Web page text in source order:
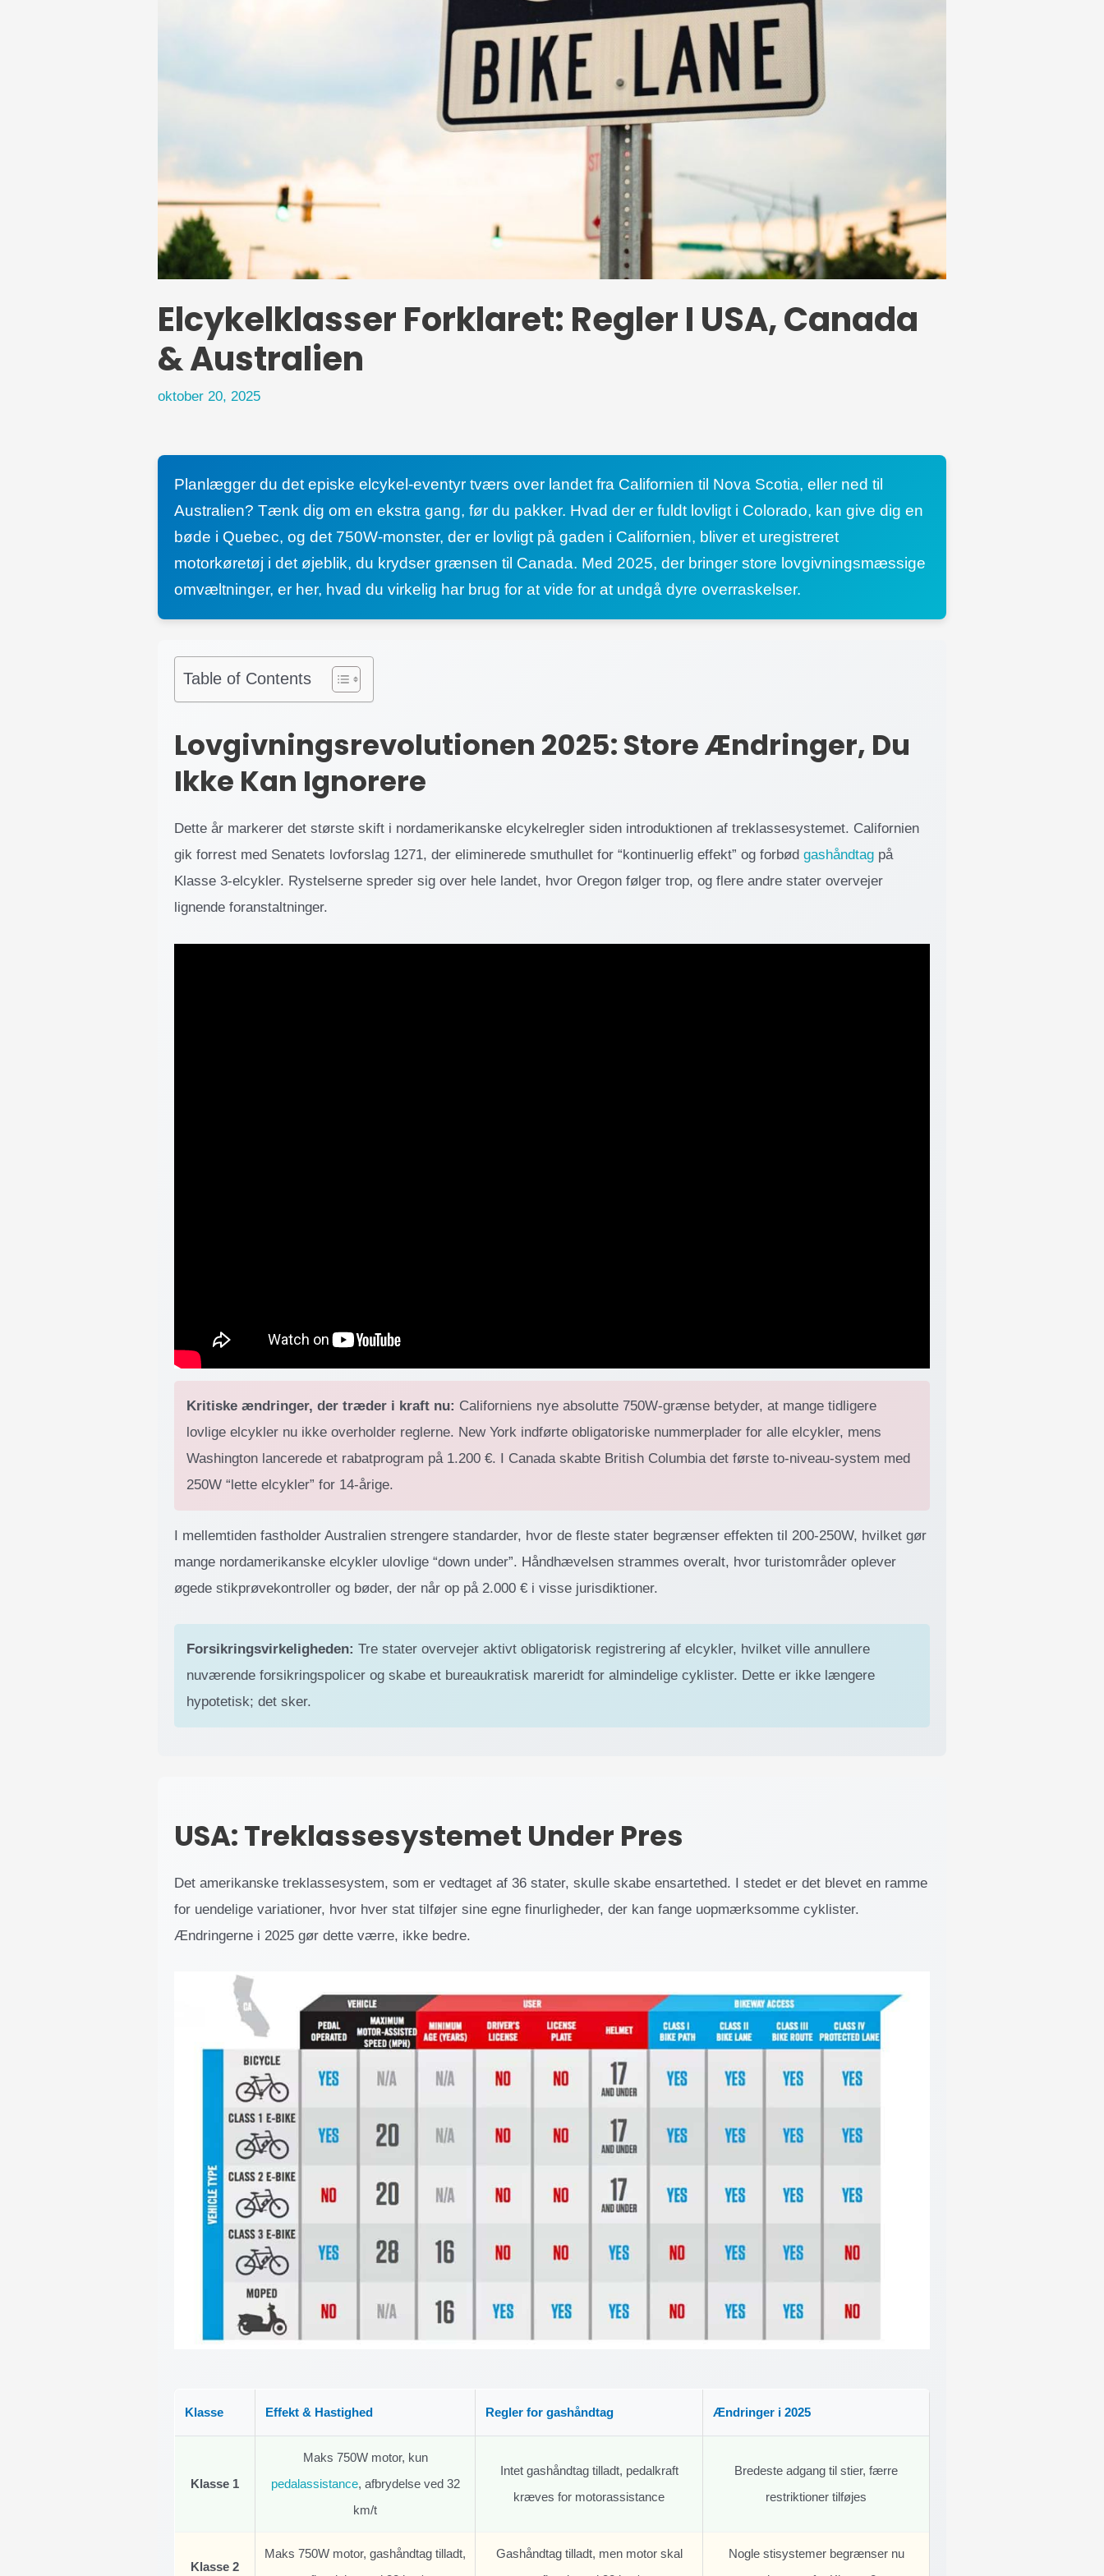
Elcykelklasser Forklaret: Regler I USA, Canada
& Australien
oktober 20, 2025
Planlægger du det episke elcykel-eventyr tværs over landet fra Californien til Nova Scotia, eller ned til
Australien? Tænk dig om en ekstra gang, før du pakker. Hvad der er fuldt lovligt i Colorado, kan give dig en
bøde i Quebec, og det 750W-monster, der er lovligt på gaden i Californien, bliver et uregistreret
motorkøretøj i det øjeblik, du krydser grænsen til Canada. Med 2025, der bringer store lovgivningsmæssige
omvæltninger, er her, hvad du virkelig har brug for at vide for at undgå dyre overraskelser.
Table of Contents
Lovgivningsrevolutionen 2025: Store Ændringer, Du
Ikke Kan Ignorere
Dette år markerer det største skift i nordamerikanske elcykelregler siden introduktionen af treklassesystemet. Californien
gik forrest med Senatets lovforslag 1271, der eliminerede smuthullet for “kontinuerlig effekt” og forbød gashåndtag på
Klasse 3-elcykler. Rystelserne spreder sig over hele landet, hvor Oregon følger trop, og flere andre stater overvejer
lignende foranstaltninger.
Kritiske ændringer, der træder i kraft nu: Californiens nye absolutte 750W-grænse betyder, at mange tidligere
lovlige elcykler nu ikke overholder reglerne. New York indførte obligatoriske nummerplader for alle elcykler, mens
Washington lancerede et rabatprogram på 1.200 €. I Canada skabte British Columbia det første to-niveau-system med
250W “lette elcykler” for 14-årige.
I mellemtiden fastholder Australien strengere standarder, hvor de fleste stater begrænser effekten til 200-250W, hvilket gør
mange nordamerikanske elcykler ulovlige “down under”. Håndhævelsen strammes overalt, hvor turistområder oplever
øgede stikprøvekontroller og bøder, der når op på 2.000 € i visse jurisdiktioner.
Forsikringsvirkeligheden: Tre stater overvejer aktivt obligatorisk registrering af elcykler, hvilket ville annullere
nuværende forsikringspolicer og skabe et bureaukratisk mareridt for almindelige cyklister. Dette er ikke længere
hypotetisk; det sker.
USA: Treklassesystemet Under Pres
Det amerikanske treklassesystem, som er vedtaget af 36 stater, skulle skabe ensartethed. I stedet er det blevet en ramme
for uendelige variationer, hvor hver stat tilføjer sine egne finurligheder, der kan fange uopmærksomme cyklister.
Ændringerne i 2025 gør dette værre, ikke bedre.
Klasse Effekt & Hastighed Regler for gashåndtag Ændringer i 2025
Klasse 1
Maks 750W motor, kun
pedalassistance, afbrydelse ved 32
km/t
Intet gashåndtag tilladt, pedalkraft
kræves for motorassistance
Bredeste adgang til stier, færre
restriktioner tilføjes
Klasse 2
Maks 750W motor, gashåndtag tilladt,
Gashåndtag tilladt, men motor skal
Nogle stisystemer begrænser nu